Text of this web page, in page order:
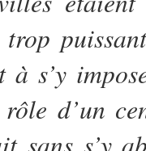
à s’y
d’un